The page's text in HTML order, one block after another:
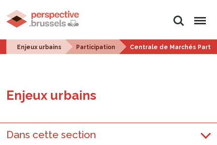
Rechercher
Menu
Enjeux urbains Participation Centrale de Marchés
Enjeux urbains
Dans cette section